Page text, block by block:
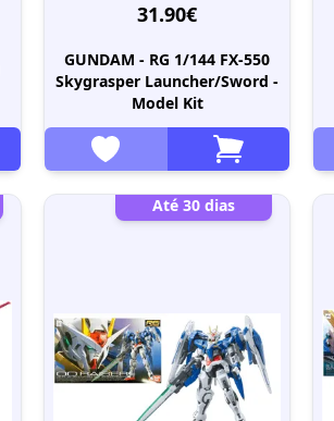
31.90€
GUNDAM - RG 1/144 FX-550
Skygrasper Launcher/Sword -
Model Kit
Até 30 dias